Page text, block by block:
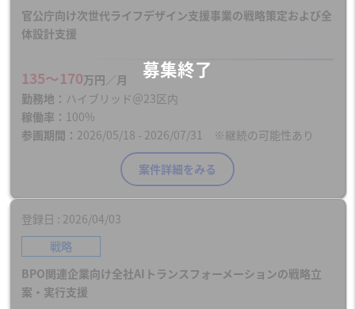
官公庁向け次世代ライフデザイン支援事業の戦略策定および全
体設計支援
135〜170万円／月
勤務地
ハイブリッド＠23区内
稼働率
100%
参画期間
2026/05/18 - 2026/07/31 ※継続の可能性あり
案件詳細をみる
登録日 2026/04/03
戦略
BPO関連企業向け全社AIトランスフォーメーションの戦略立
案・実行支援